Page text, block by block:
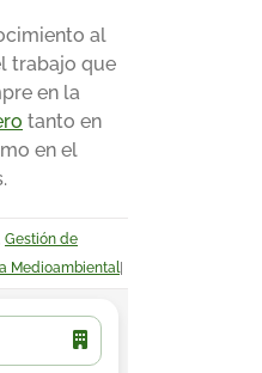
al
trabajo que
en la
tanto en
en el
Gestión de
Medioambiental |